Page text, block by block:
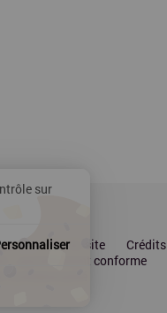
Plan du site
Crédits
: partiellement conforme
sur